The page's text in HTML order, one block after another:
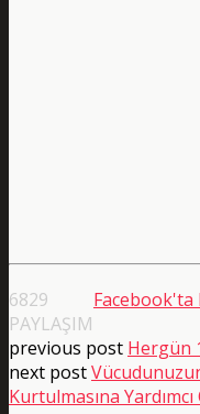
6829
PAYLAŞIM
Facebook'ta
previous post Hergün
next post
Kurtulmasına